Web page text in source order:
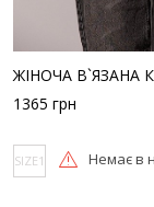
ЖІНОЧА
1365 грн
SIZE1 Немає в